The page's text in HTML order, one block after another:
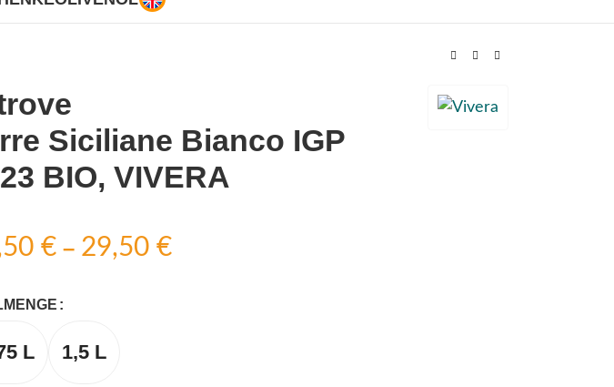
Siciliane Bianco IGP
BIO, VIVERA
€ – 29,50 €
L 1,5 L